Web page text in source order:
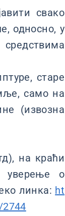
свако
односно, у
старе
само на
(извозна
на краћи
уверење о
линка: ht